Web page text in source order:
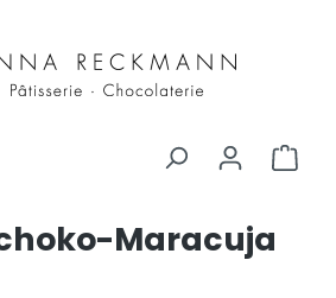
Maracuja